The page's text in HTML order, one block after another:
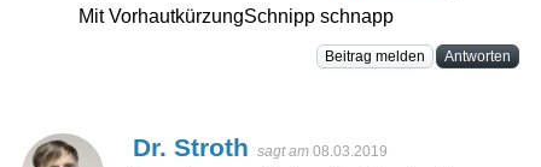
Mit VorhautkürzungSchnipp schnapp
Beitrag melden Antworten
Dr. Stroth sagt am 08.03.2019